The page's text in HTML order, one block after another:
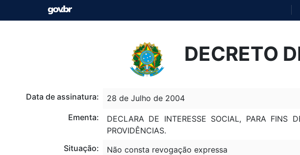
DECRETO
Data de assinatura:
28 de Julho de 2004
Ementa:
DECLARA DE INTERESSE SOCIAL, PARA FINS
PROVIDÊNCIAS.
Situação:
Não consta revogação expressa